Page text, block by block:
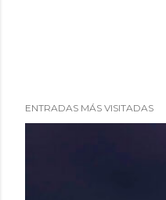
ENTRADAS MÁS VISITADAS